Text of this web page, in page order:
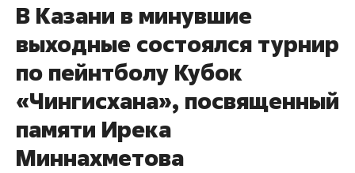
В Казани в минувшие
выходные состоялся турнир
по пейнтболу Кубок
«Чингисхана», посвященный
памяти Ирека
Миннахметова